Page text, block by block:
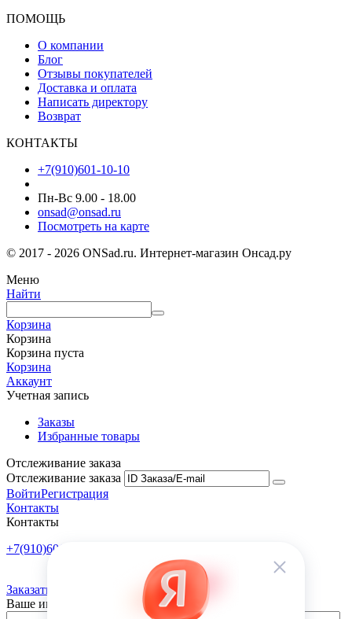
ПОМОЩЬ
О компании
Блог
Отзывы покупателей
Доставка и оплата
Написать директору
Возврат
КОНТАКТЫ
+7(910)601-10-10
Пн-Вс 9.00 - 18.00
onsad@onsad.ru
Посмотреть на карте
© 2017 - 2026 ONSad.ru. Интернет-магазин Онсад.ру
Меню
Найти
Корзина
Корзина
Корзина пуста
Корзина
Аккаунт
Учетная запись
Заказы
Избранные товары
Отслеживание заказа
Отслеживание заказа
ВойтиРегистрация
Контакты
Контакты
+7(910)601-10-10
Заказать обратный звонок
Ваше имя